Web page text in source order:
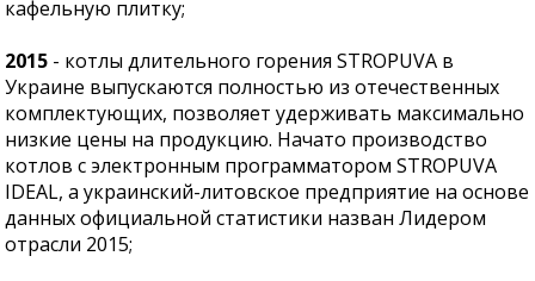
кафельную плитку;
2015 - котлы длительного горения STROPUVA в
Украине выпускаются полностью из отечественных
комплектующих, позволяет удерживать максимально
низкие цены на продукцию. Начато производство
котлов с электронным программатором STROPUVA
IDEAL, а украинский-литовское предприятие на основе
данных официальной статистики назван Лидером
отрасли 2015;